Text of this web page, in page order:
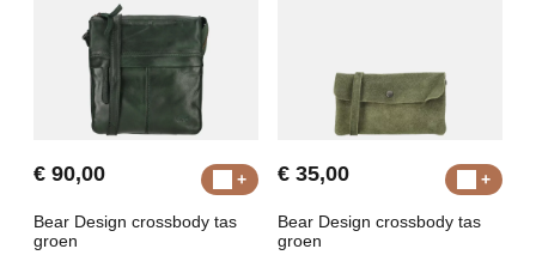
€ 90,00
Bear Design crossbody tas
groen
€ 35,00
Bear Design crossbody tas
groen